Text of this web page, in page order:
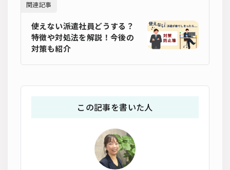
関連記事
使えない派遣社員どうする？
特徴や対処法を解説！今後の
対策も紹介
この記事を書いた人